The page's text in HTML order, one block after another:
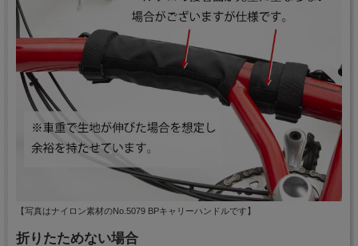
【写真はナイロン素材のNo.5079 BPキャリーハンドルです】
折りたためない場合